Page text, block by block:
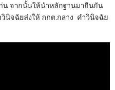
น จากนั้นให้นำหลักฐานมายืนยัน
นิจฉัยส่งให้ กกต.กลาง คำวินิจฉัย